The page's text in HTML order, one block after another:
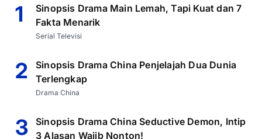
1
Sinopsis Drama Main Lemah, Tapi Kuat dan 7
Fakta Menarik
Serial Televisi
2
Sinopsis Drama China Penjelajah Dua Dunia
Terlengkap
Drama China
3
Sinopsis Drama China Seductive Demon, Intip
3 Alasan Wajib Nonton!